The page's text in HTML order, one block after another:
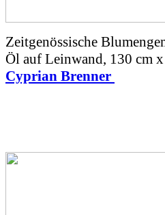
Zeitgenössische
Öl auf Leinwand, 130 cm
Cyprian Brenner